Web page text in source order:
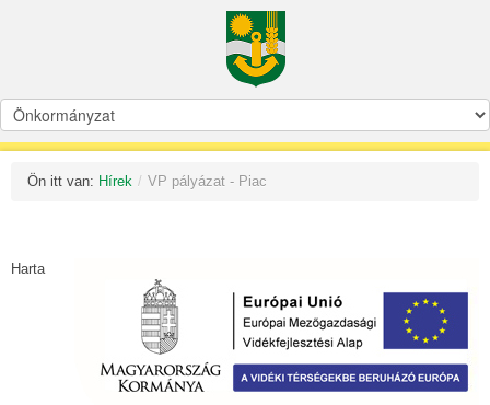
Ön itt van: Hírek / VP pályázat - Piac
Harta